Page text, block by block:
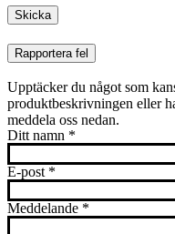
Rapportera fel
Upptäcker du något som
produktbeskrivningen eller
meddela oss nedan.
Ditt namn *
E-post *
Meddelande *